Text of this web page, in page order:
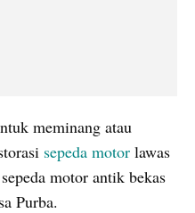
meminang atau
sepeda motor lawas
motor antik bekas
Purba.